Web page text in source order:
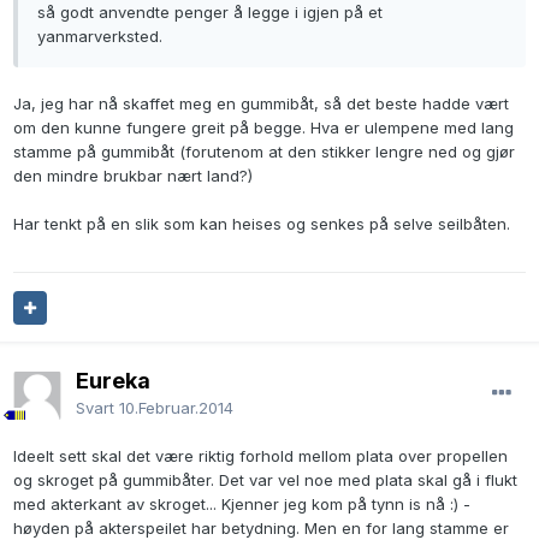
så godt anvendte penger å legge i igjen på et
yanmarverksted.
Ja, jeg har nå skaffet meg en gummibåt, så det beste hadde vært
om den kunne fungere greit på begge. Hva er ulempene med lang
stamme på gummibåt (forutenom at den stikker lengre ned og gjør
den mindre brukbar nært land?)
Har tenkt på en slik som kan heises og senkes på selve seilbåten.
Eureka
Svart 10.Februar.2014
Ideelt sett skal det være riktig forhold mellom plata over propellen
og skroget på gummibåter. Det var vel noe med plata skal gå i flukt
med akterkant av skroget... Kjenner jeg kom på tynn is nå :) -
høyden på akterspeilet har betydning. Men en for lang stamme er